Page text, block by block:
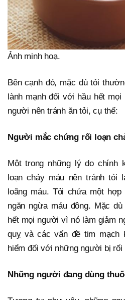
Ảnh minh hoạ.
Bên cạnh đó, mặc dù tỏi
lành mạnh đối với hầu hết
người nên tránh ăn tỏi, cụ thể:
Người mắc chứng rối loạn
Một trong những lý do chính
loạn chảy máu nên tránh tỏi
loãng máu. Tỏi chứa một
ngăn ngừa máu đông. Mặc
hết mọi người vì nó làm giảm
quỵ và các vấn đề tim mạch
hiểm đối với những người bị rối
Những người đang dùng